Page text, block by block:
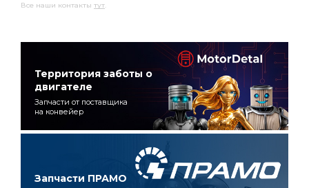
Все наши контакты тут.
Территория заботы о
двигателе
Запчасти от поставщика
на конвейер
Запчасти ПРАМО